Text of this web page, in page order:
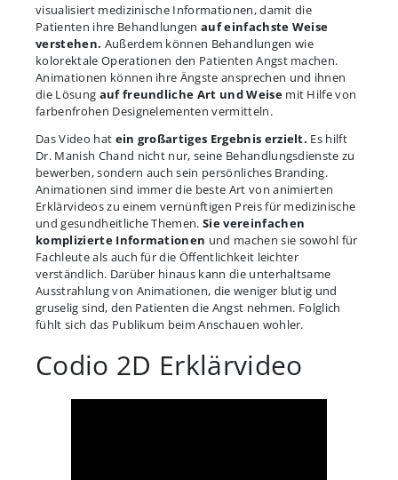
visualisiert medizinische Informationen, damit die
Patienten ihre Behandlungen auf einfachste Weise
verstehen. Außerdem können Behandlungen wie
kolorektale Operationen den Patienten Angst machen.
Animationen können ihre Ängste ansprechen und ihnen
die Lösung auf freundliche Art und Weisemit Hilfe von
farbenfrohen Designelementen vermitteln.
Das Video hat ein großartiges Ergebnis erzielt. Es hilft
Dr. Manish Chand nicht nur, seine Behandlungsdienste zu
bewerben, sondern auch sein persönliches Branding.
Animationen sind immer die beste Art von animierten
Erklärvideos zu einem vernünftigen Preis für medizinische
und gesundheitliche Themen.Sie vereinfachen
komplizierte Informationen und machen sie sowohl für
Fachleute als auch für die Öffentlichkeit leichter
verständlich. Darüber hinaus kann die unterhaltsame
Ausstrahlung von Animationen, die weniger blutig und
gruselig sind, den Patienten die Angst nehmen. Folglich
fühlt sich das Publikum beim Anschauen wohler.
Codio 2D Erklärvideo